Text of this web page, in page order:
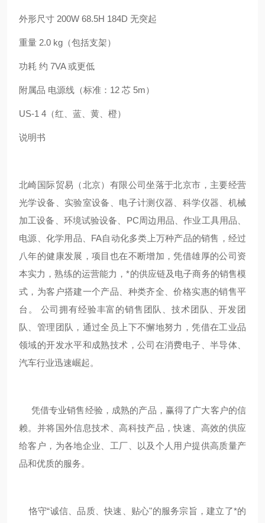
外形尺寸 200W 68.5H 184D 无突起
重量 2.0 kg（包括支架）
功耗 约 7VA 或更低
附属品 电源线（标准：12 芯 5m）
US-1 4（红、蓝、黄、橙）
说明书
北崎国际贸易（北京）有限公司坐落于北京市，主要经营
光学设备、实验室设备、电子计测仪器、科学仪器、机械
加工设备、环境试验设备、PC周边用品、作业工具用品、
电源、化学用品、FA自动化多类上万种产品的销售，经过
八年的健康发展，项目也在不断增加，凭借雄厚的公司资
本实力，熟练的运营能力，*的供应链及电子商务的销售模
式，为客户搭建一个产品、种类齐全、价格实惠的销售平
台。 公司拥有经验丰富的销售团队、技术团队、开发团
队、管理团队，通过全员上下不懈地努力，凭借在工业品
领域的开发水平和成熟技术，公司在消费电子、半导体、
汽车行业迅速崛起。
凭借专业销售经验，成熟的产品，赢得了广大客户的信
赖。并将国外信息技术、高科技产品，快速、高效的供应
给客户，为各地企业、工厂、以及个人用户提供高质量产
品和优质的服务。
恪守“诚信、品质、快速、贴心"的服务宗旨，建立了*的